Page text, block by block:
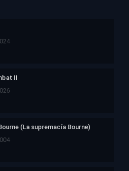
II
(La supremacía Bourne)